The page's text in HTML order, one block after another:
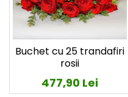
Buchet cu 25 trandafiri
rosii
477,90 Lei